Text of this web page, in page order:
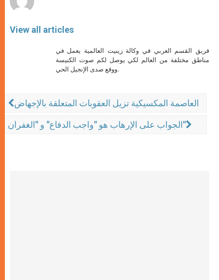
View all articles
فريق القسم العربي في وكالة زينيت العالمية يعمل في
مناطق مختلفة من العالم لكي يوصل لكم صوت الكنيسة
ووقع صدى الإنجيل الحي.
العاصمة المكسيكية تزيل العقوبات المتعلقة بالإجهاض
الجواب على الإرهاب هو "واجب الدفاع" و "الغفران"